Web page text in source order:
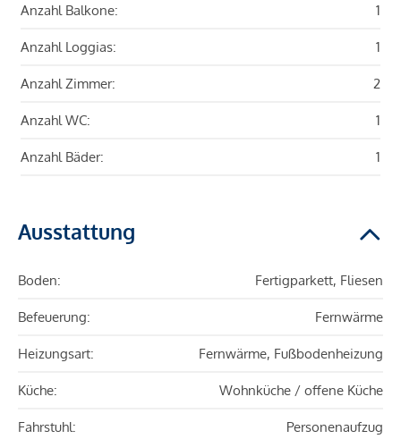
Anzahl Balkone: 1
Anzahl Loggias: 1
Anzahl Zimmer: 2
Anzahl WC: 1
Anzahl Bäder: 1
Ausstattung
Boden: Fertigparkett, Fliesen
Befeuerung: Fernwärme
Heizungsart: Fernwärme, Fußbodenheizung
Küche: Wohnküche / offene Küche
Fahrstuhl: Personenaufzug